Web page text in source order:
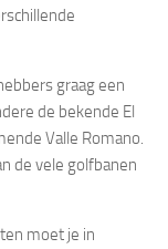
graag een
de bekende El
Valle Romano.
de vele golfbanen
moet je in